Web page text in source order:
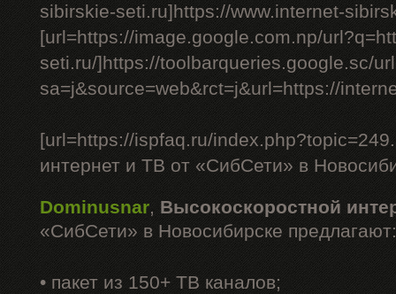
sibirskie-seti.ru]https://www.internet-
[url=https://image.google.com.np/
seti.ru/]https://toolbarqueries.google.sc/
sa=j&source=web&rct=j&url=https://
[url=https://ispfaq.ru/
интернет и ТВ от «СибСети» в
Dominusnar, Высокоскоростной
«СибСети» в Новосибирске предлагают:
• пакет из 150+ ТВ каналов;